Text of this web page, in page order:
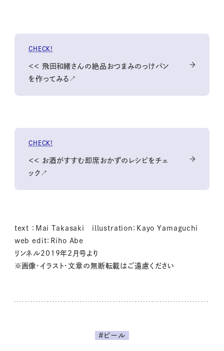
CHECK!
＜＜ 飛田和緒さんの絶品おつまみのっけパン
を作ってみる↗
CHECK!
＜＜ お酒がすすむ即席おかずのレシピをチェ
ック↗
text ：Mai Takasaki illustration：Kayo Yamaguchi
web edit：Riho Abe
リンネル2019年2月号より
※画像・イラスト・文章の無断転載はご遠慮ください
#ビール